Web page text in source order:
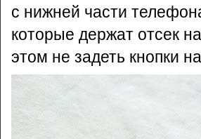
с нижней части
которые держат отсек
этом не задеть кнопки